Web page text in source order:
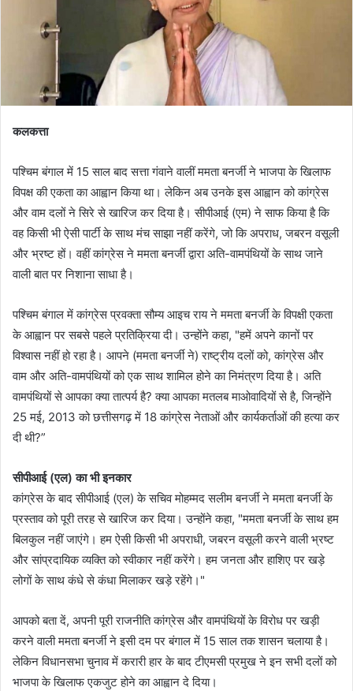
कलकत्ता
पश्चिम बंगाल में 15 साल बाद सत्ता गंवाने वालीं ममता बनर्जी ने भाजपा के खिलाफ
विपक्ष की एकता का आह्वान किया था। लेकिन अब उनके इस आह्वान को कांग्रेस
और वाम दलों ने सिरे से खारिज कर दिया है। सीपीआई (एम) ने साफ किया है कि
वह किसी भी ऐसी पार्टी के साथ मंच साझा नहीं करेंगे, जो कि अपराध, जबरन वसूली
और भ्रष्ट हों। वहीं कांग्रेस ने ममता बनर्जी द्वारा अति-वामपंथियों के साथ जाने
वाली बात पर निशाना साधा है।
पश्चिम बंगाल में कांग्रेस प्रवक्ता सौम्य आइच राय ने ममता बनर्जी के विपक्षी एकता
के आह्वान पर सबसे पहले प्रतिक्रिया दी। उन्होंने कहा, "हमें अपने कानों पर
विश्वास नहीं हो रहा है। आपने (ममता बनर्जी ने) राष्ट्रीय दलों को, कांग्रेस और
वाम और अति-वामपंथियों को एक साथ शामिल होने का निमंत्रण दिया है। अति
वामपंथियों से आपका क्या तात्पर्य है? क्या आपका मतलब माओवादियों से है, जिन्होंने
25 मई, 2013 को छत्तीसगढ़ में 18 कांग्रेस नेताओं और कार्यकर्ताओं की हत्या कर
दी थी?”
सीपीआई (एल) का भी इनकार
कांग्रेस के बाद सीपीआई (एल) के सचिव मोहम्मद सलीम बनर्जी ने ममता बनर्जी के
प्रस्ताव को पूरी तरह से खारिज कर दिया। उन्होंने कहा, "ममता बनर्जी के साथ हम
बिलकुल नहीं जाएंगे। हम ऐसी किसी भी अपराधी, जबरन वसूली करने वाली भ्रष्ट
और सांप्रदायिक व्यक्ति को स्वीकार नहीं करेंगे। हम जनता और हाशिए पर खड़े
लोगों के साथ कंधे से कंधा मिलाकर खड़े रहेंगे।"
आपको बता दें, अपनी पूरी राजनीति कांग्रेस और वामपंथियों के विरोध पर खड़ी
करने वाली ममता बनर्जी ने इसी दम पर बंगाल में 15 साल तक शासन चलाया है।
लेकिन विधानसभा चुनाव में करारी हार के बाद टीएमसी प्रमुख ने इन सभी दलों को
भाजपा के खिलाफ एकजुट होने का आह्वान दे दिया।